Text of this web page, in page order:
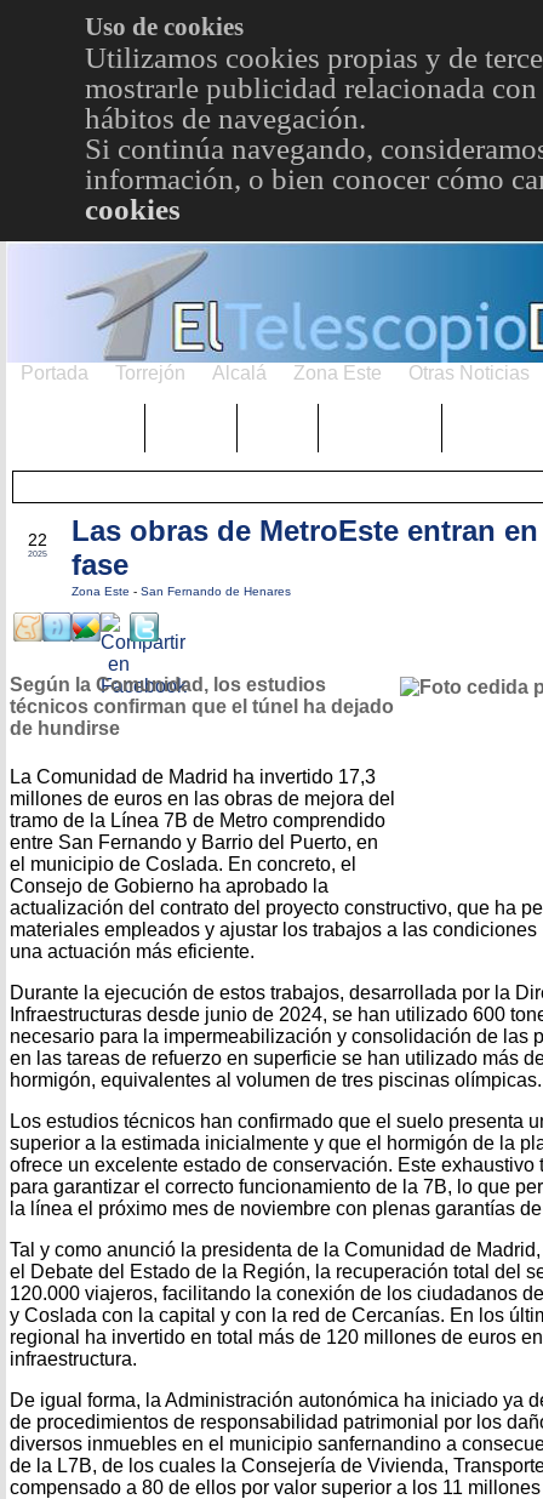
Uso de cookies
Utilizamos cookies propias y de
mostrarle publicidad relacionada
hábitos de navegación.
Si continúa navegando,
información, o bien conocer cómo
cookies
Portada Torrejón Alcalá Zona Este Otras Noticias
22
2025
Las obras de MetroEste entran
fase
Zona Este - San Fernando de Henares
Según la Comunidad, los estudios
técnicos confirman que el túnel ha dejado
de hundirse
La Comunidad de Madrid ha invertido 17,3
millones de euros en las obras de mejora del
tramo de la Línea 7B de Metro comprendido
entre San Fernando y Barrio del Puerto, en
el municipio de Coslada. En concreto, el
Consejo de Gobierno ha aprobado la
actualización del contrato del proyecto constructivo, que ha
materiales empleados y ajustar los trabajos a las
una actuación más eficiente.
Durante la ejecución de estos trabajos, desarrollada por la
Infraestructuras desde junio de 2024, se han utilizado 600
necesario para la impermeabilización y consolidación de las
en las tareas de refuerzo en superficie se han utilizado más
hormigón, equivalentes al volumen de tres piscinas olímpicas.
Los estudios técnicos han confirmado que el suelo presenta
superior a la estimada inicialmente y que el hormigón de la
ofrece un excelente estado de conservación. Este
para garantizar el correcto funcionamiento de la 7B, lo que
la línea el próximo mes de noviembre con plenas garantías
Tal y como anunció la presidenta de la Comunidad de
el Debate del Estado de la Región, la recuperación total del
120.000 viajeros, facilitando la conexión de los ciudadanos
y Coslada con la capital y con la red de Cercanías. En los
regional ha invertido en total más de 120 millones de euros
infraestructura.
De igual forma, la Administración autonómica ha iniciado ya
de procedimientos de responsabilidad patrimonial por los
diversos inmuebles en el municipio sanfernandino a
de la L7B, de los cuales la Consejería de Vivienda,
compensado a 80 de ellos por valor superior a los 11